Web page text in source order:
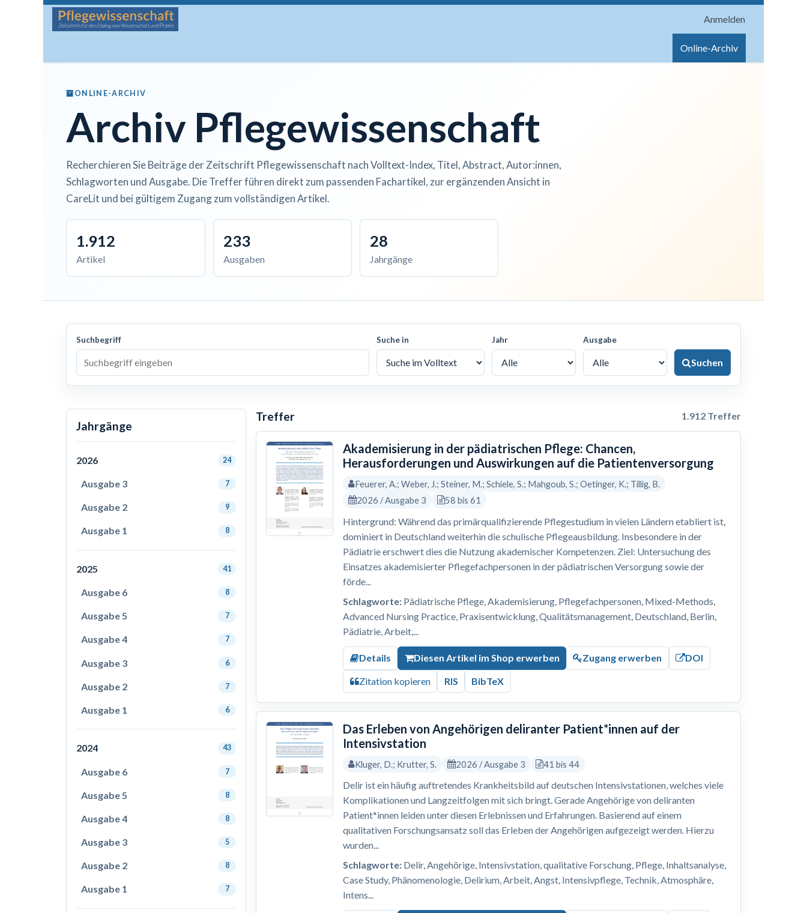
Zum Inhalt springen
Anmelden
Online-Archiv
ONLINE-ARCHIV
Archiv Pflegewissenschaft
Recherchieren Sie Beiträge der Zeitschrift Pflegewissenschaft nach Volltext-Index, Titel, Abstract, Autor:innen,
Schlagworten und Ausgabe. Die Treffer führen direkt zum passenden Fachartikel, zur ergänzenden Ansicht in
CareLit und bei gültigem Zugang zum vollständigen Artikel.
1.912
Artikel
233
Ausgaben
28
Jahrgänge
Suchbegriff Suche in Jahr Ausgabe
Suchen
Jahrgänge
2026 24
Ausgabe 3 7
Ausgabe 2 9
Ausgabe 1 8
2025 41
Ausgabe 6 8
Ausgabe 5 7
Ausgabe 4 7
Ausgabe 3 6
Ausgabe 2 7
Ausgabe 1 6
2024 43
Ausgabe 6 7
Ausgabe 5 8
Ausgabe 4 8
Ausgabe 3 5
Ausgabe 2 8
Ausgabe 1 7
Treffer 1.912 Treffer
Akademisierung in der pädiatrischen Pflege: Chancen,
Herausforderungen und Auswirkungen auf die Patientenversorgung
Feuerer, A.; Weber, J.; Steiner, M.; Schiele, S.; Mahgoub, S.; Oetinger, K.; Tillig, B.
2026 / Ausgabe 3
58 bis 61
Hintergrund: Während das primärqualifizierende Pflegestudium in vielen Ländern etabliert ist,
dominiert in Deutschland weiterhin die schulische Pflegeausbildung. Insbesondere in der
Pädiatrie erschwert dies die Nutzung akademischer Kompetenzen. Ziel: Untersuchung des
Einsatzes akademisierter Pflegefachpersonen in der pädiatrischen Versorgung sowie der
förde...
Schlagworte: Pädiatrische Pflege, Akademisierung, Pflegefachpersonen, Mixed-Methods,
Advanced Nursing Practice, Praxisentwicklung, Qualitätsmanagement, Deutschland, Berlin,
Pädiatrie, Arbeit,...
Details Diesen Artikel im Shop erwerben Zugang erwerben DOI
Zitation kopieren RIS BibTeX
Das Erleben von Angehörigen deliranter Patient*innen auf der
Intensivstation
Kluger, D.; Krutter, S. 2026 / Ausgabe 3 41 bis 44
Delir ist ein häufig auftretendes Krankheitsbild auf deutschen Intensivstationen, welches viele
Komplikationen und Langzeitfolgen mit sich bringt. Gerade Angehörige von deliranten
Patient*innen leiden unter diesen Erlebnissen und Erfahrungen. Basierend auf einem
qualitativen Forschungsansatz soll das Erleben der Angehörigen aufgezeigt werden. Hierzu
wurden...
Schlagworte: Delir, Angehörige, Intensivstation, qualitative Forschung, Pflege, Inhaltsanalyse,
Case Study, Phänomenologie, Delirium, Arbeit, Angst, Intensivpflege, Technik, Atmosphäre,
Intens...